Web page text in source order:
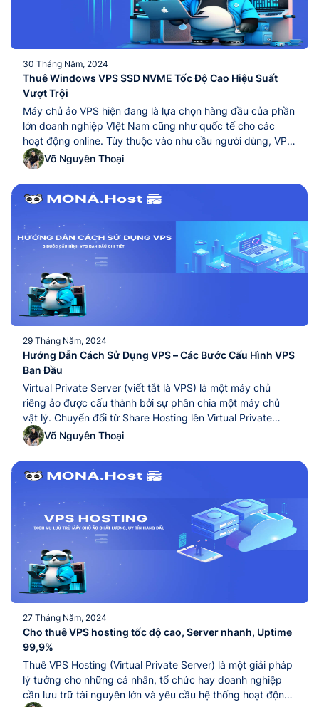
30 Tháng Năm, 2024
Thuê Windows VPS SSD NVME Tốc Độ Cao Hiệu Suất
Vượt Trội
Máy chủ ảo VPS hiện đang là lựa chọn hàng đầu của phần
lớn doanh nghiệp VIệt Nam cũng như quốc tế cho các
hoạt động online. Tùy thuộc vào nhu cầu người dùng, VPS
đang được sử dụng trên hai hệ điều hành phổ biến là
Windows và Linux. Mỗi hệ điều hành sẽ...Máy chủ ảo VPS
hiện đang là lựa chọn hàng đầu của phần lớn doanh
nghiệp VIệt Nam cũng như quốc tế cho các hoạt động
được sử dụng trên hai hệ điều hành phổ biến là Windows
và Linux. Mỗi hệ điều hành sẽ...
Võ Nguyên Thoại
29 Tháng Năm, 2024
Hướng Dẫn Cách Sử Dụng VPS – Các Bước Cấu Hình VPS
Ban Đầu
Virtual Private Server (viết tắt là VPS) là một máy chủ
riêng ảo được cấu thành bởi sự phân chia một máy chủ
vật lý. Chuyển đổi từ Share Hosting lên Virtual Private
Server thì không có thao tác gì phức tạp. Tuy nhiên, việc
thiết lập VPS ban đầu có thể hơi khó khăn...Virtual Private
Server (viết tắt là VPS) là một máy chủ riêng ảo được cấu
thành bởi sự phân chia một máy chủ vật lý. Chuyển đổi từ
tác gì phức tạp. Tuy nhiên, việc thiết lập VPS ban đầu có
thể hơi khó khăn...
Võ Nguyên Thoại
27 Tháng Năm, 2024
Cho thuê VPS hosting tốc độ cao, Server nhanh, Uptime
99,9%
Thuê VPS Hosting (Virtual Private Server) là một giải pháp
lý tưởng cho những cá nhân, tổ chức hay doanh nghiệp
cần lưu trữ tài nguyên lớn và yêu cầu hệ thống hoạt động